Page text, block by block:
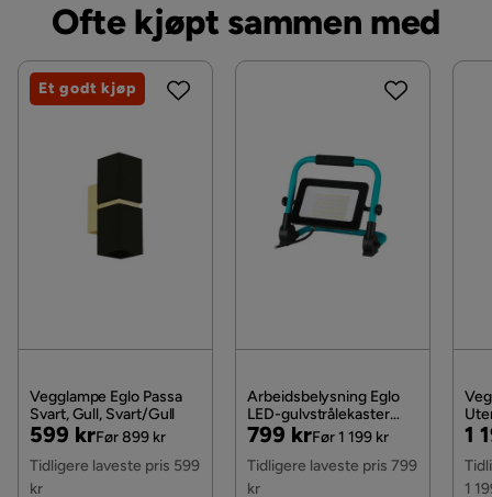
Ofte kjøpt sammen med
Vegglampe Eglo Passa
Svart, Gull, Svart/Gull
Pris
599 kr
Original
Pris
Før 899 kr
Tidligere laveste pris 599
kr
Et godt kjøp
Arbeidsbelysning Eglo
LED-gulvstrålekaster
52W
Pris
799 kr
Original
Pris
Før 1 199 kr
Tidligere laveste pris 799
kr
1
1